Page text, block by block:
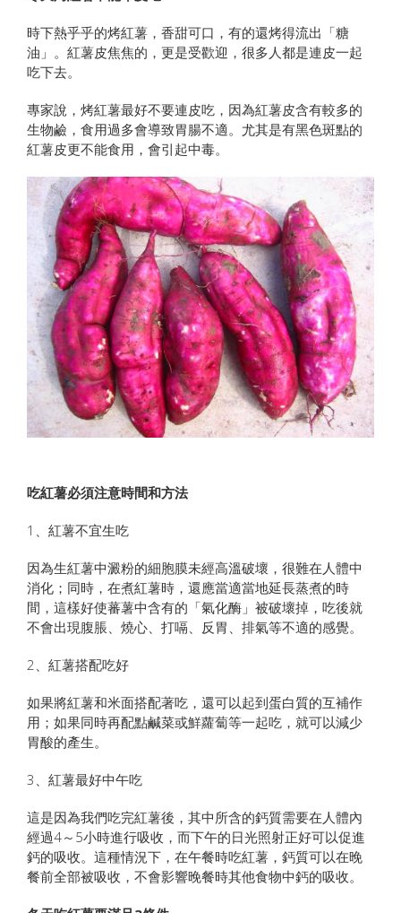
時下熱乎乎的烤紅薯，香甜可口，有的還烤得流出「糖
油」。紅薯皮焦焦的，更是受歡迎，很多人都是連皮一起
吃下去。
專家說，烤紅薯最好不要連皮吃，因為紅薯皮含有較多的
生物鹼，食用過多會導致胃腸不適。尤其是有黑色斑點的
紅薯皮更不能食用，會引起中毒。
吃紅薯必須注意時間和方法
1、紅薯不宜生吃
因為生紅薯中澱粉的細胞膜未經高溫破壞，很難在人體中
消化；同時，在煮紅薯時，還應當適當地延長蒸煮的時
間，這樣好使蕃薯中含有的「氣化酶」被破壞掉，吃後就
不會出現腹脹、燒心、打嗝、反胃、排氣等不適的感覺。
2、紅薯搭配吃好
如果將紅薯和米面搭配著吃，還可以起到蛋白質的互補作
用；如果同時再配點鹹菜或鮮蘿蔔等一起吃，就可以減少
胃酸的產生。
3、紅薯最好中午吃
這是因為我們吃完紅薯後，其中所含的鈣質需要在人體內
經過4～5小時進行吸收，而下午的日光照射正好可以促進
鈣的吸收。這種情況下，在午餐時吃紅薯，鈣質可以在晚
餐前全部被吸收，不會影響晚餐時其他食物中鈣的吸收。